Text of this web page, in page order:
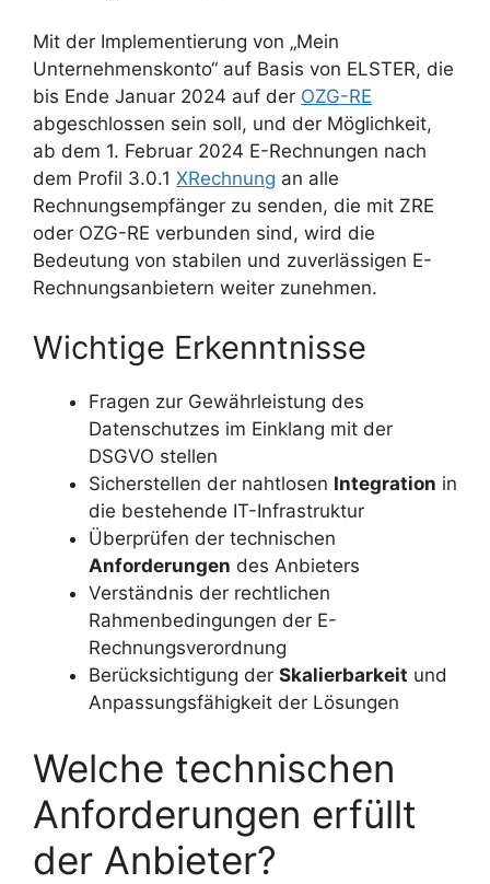
Mit der Implementierung von „Mein
Unternehmenskonto“ auf Basis von ELSTER, die
bis Ende Januar 2024 auf der OZG-RE
abgeschlossen sein soll, und der Möglichkeit,
ab dem 1. Februar 2024 E-Rechnungen nach
dem Profil 3.0.1 XRechnung an alle
Rechnungsempfänger zu senden, die mit ZRE
oder OZG-RE verbunden sind, wird die
Bedeutung von stabilen und zuverlässigen E-
Rechnungsanbietern weiter zunehmen.
Wichtige Erkenntnisse
Fragen zur Gewährleistung des
Datenschutzes im Einklang mit der
DSGVO stellen
Sicherstellen der nahtlosen Integration in
die bestehende IT-Infrastruktur
Überprüfen der technischen
Anforderungen des Anbieters
Verständnis der rechtlichen
Rahmenbedingungen der E-
Rechnungsverordnung
Berücksichtigung der Skalierbarkeit und
Anpassungsfähigkeit der Lösungen
Welche technischen
Anforderungen erfüllt
der Anbieter?